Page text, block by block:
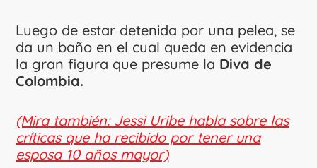
Luego de estar detenida por una pelea, se
da un baño en el cual queda en evidencia
la gran figura que presume la Diva de
Colombia.
(Mira también: Jessi Uribe habla sobre las
críticas que ha recibido por tener una
esposa 10 años mayor)